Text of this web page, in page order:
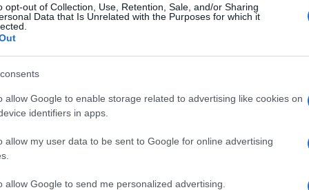
opt-out of Collection, Use, Retention, Sale, and/or Sharing
Data that Is Unrelated with the Purposes for which it
allow Google to enable storage related to advertising like cookies on
identifiers in apps.
allow my user data to be sent to Google for online advertising
allow Google to send me personalized advertising.